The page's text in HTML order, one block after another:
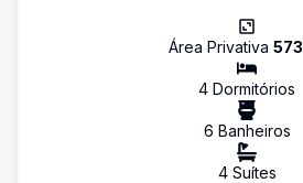
Área Privativa 573
4 Dormitórios
6 Banheiros
4Suítes